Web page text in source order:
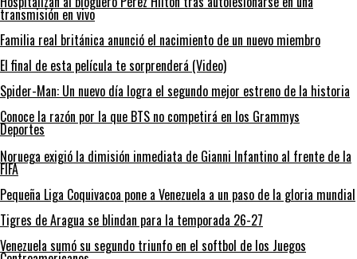
transmisión en vivo
Familia real británica anunció el nacimiento de un nuevo miembro
El final de esta película te sorprenderá (Video)
Spider-Man: Un nuevo día logra el segundo mejor estreno de la historia
Conoce la razón por la que BTS no competirá en los Grammys
Deportes
Noruega exigió la dimisión inmediata de Gianni Infantino al frente de la
FIFA
Pequeña Liga Coquivacoa pone a Venezuela a un paso de la gloria mundial
Tigres de Aragua se blindan para la temporada 26-27
Venezuela sumó su segundo triunfo en el softbol de los Juegos